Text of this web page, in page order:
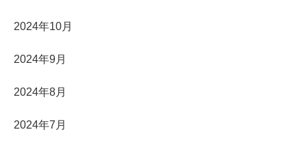
2024年10月
2024年9月
2024年8月
2024年7月